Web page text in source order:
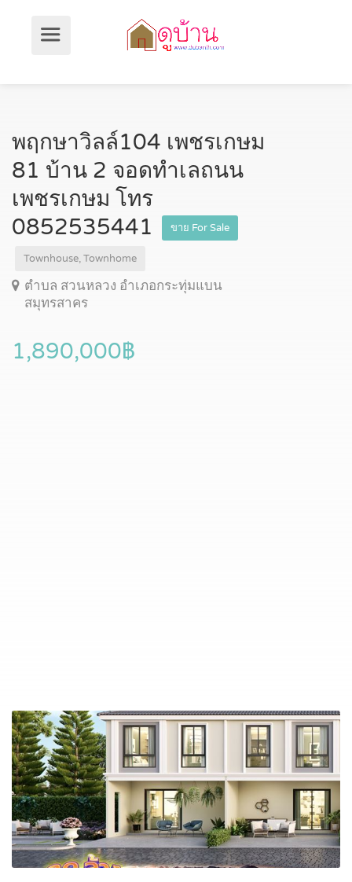
พฤกษาวิลล์104 เพชรเกษม
81 บ้าน 2 จอดทำเลถนน
เพชรเกษม โทร
0852535441
ขาย For Sale
Townhouse, Townhome
ตำบล สวนหลวง อำเภอกระทุ่มแบน
สมุทรสาคร
1,890,000฿